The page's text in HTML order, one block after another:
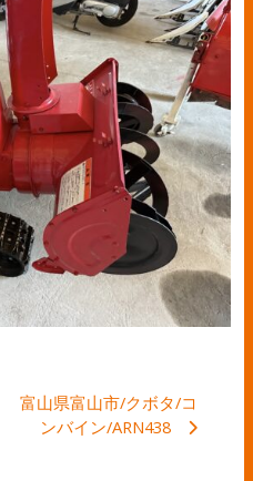
富山県富山市/クボタ/コ
ンバイン/ARN438